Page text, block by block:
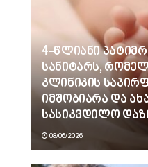
4-წლიანი
სანიტარს,
კლინიკის
იმშობიარა და
სასიკვდილო
08/06/2026